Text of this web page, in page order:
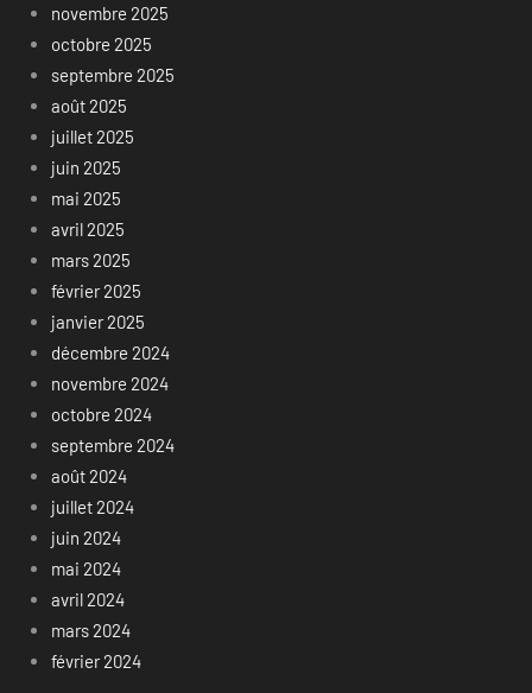
novembre 2025
octobre 2025
septembre 2025
août 2025
juillet 2025
juin 2025
mai 2025
avril 2025
mars 2025
février 2025
janvier 2025
décembre 2024
novembre 2024
octobre 2024
septembre 2024
août 2024
juillet 2024
juin 2024
mai 2024
avril 2024
mars 2024
février 2024